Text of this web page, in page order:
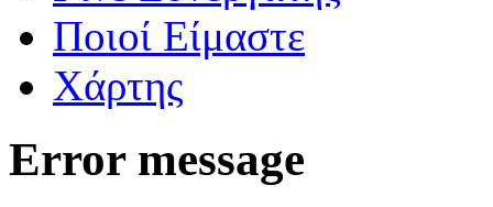
Ποιοί Είμαστε
Χάρτης
Error message